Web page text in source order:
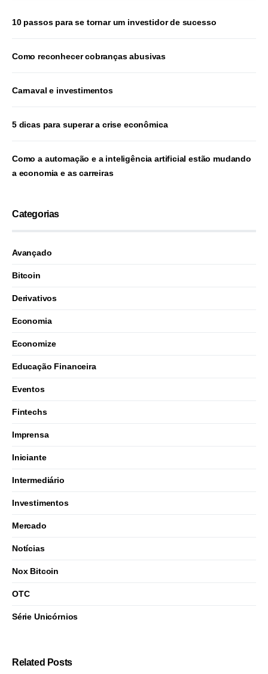
10 passos para se tornar um investidor de sucesso
Como reconhecer cobranças abusivas
Carnaval e investimentos
5 dicas para superar a crise econômica
Como a automação e a inteligência artificial estão mudando
a economia e as carreiras
Categorias
Avançado
Bitcoin
Derivativos
Economia
Economize
Educação Financeira
Eventos
Fintechs
Imprensa
Iniciante
Intermediário
Investimentos
Mercado
Notícias
Nox Bitcoin
OTC
Série Unicórnios
Related Posts